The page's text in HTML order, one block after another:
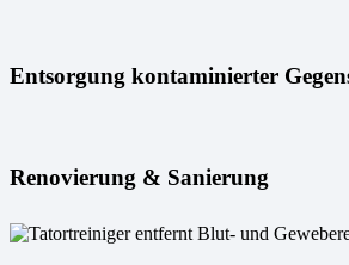
Entsorgung kontaminierter
Renovierung & Sanierung